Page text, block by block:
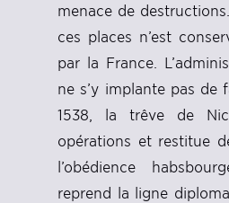
menace de
ces places n’est
par la France.
ne s’y implante pas de
1538, la trêve de
opérations et restitue
l’obédience
reprend la ligne